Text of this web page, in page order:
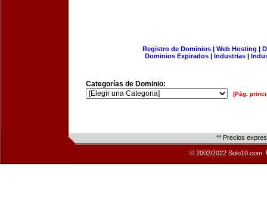
Registro de Dominios| Web Hosting |
Dominios Expirados | Industrias |
Categorías de Dominio:
[Pág.
** Precios
© 2002/2022 Solo10.com